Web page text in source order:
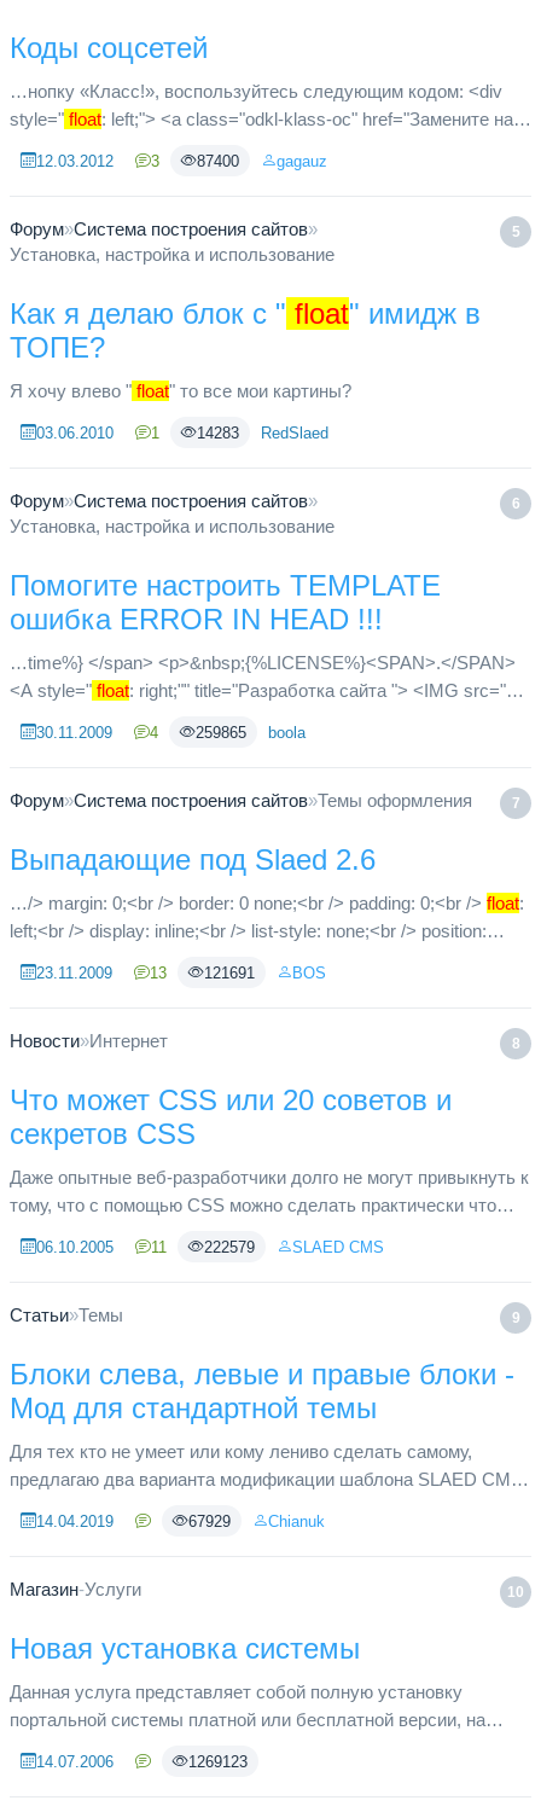
Коды соцсетей
…нопку «Класс!», воспользуйтесь следующим кодом: <div
style=" float: left;"> <a class="odkl-klass-oc" href="Замените на
onclick="ODKL.Share(this);return f...
12.03.2012 3 87400 gagauz
5
Форум»Система построения сайтов»
Установка, настройка и использование
Как я делаю блок с " float" имидж в
ТОПЕ?
Я хочу влево " float" то все мои картины?
03.06.2010 1 14283 RedSlaed
6
Форум»Система построения сайтов»
Установка, настройка и использование
Помогите настроить TEMPLATE
ошибка ERROR IN HEAD !!!
…time%} </span> <p>&nbsp;{%LICENSE%}<SPAN>.</SPAN>
<A style=" float: right;"" title="Разработка сайта "> <IMG src="g"
</...
30.11.2009 4 259865 boola
7
Форум»Система построения сайтов»Темы оформления
Выпадающие под Slaed 2.6
…/> margin: 0;<br /> border: 0 none;<br /> padding: 0;<br /> float:
left;<br /> display: inline;<br /> list-style: none;<br /> position:
23.11.2009 13 121691 BOS
8
Новости»Интернет
Что может CSS или 20 советов и
секретов CSS
Даже опытные веб-разработчики долго не могут привыкнуть к
тому, что с помощью CSS можно сделать практически что
окон. Технологи...
06.10.2005 11 222579 SLAED CMS
9
Статьи»Темы
Блоки слева, левые и правые блоки -
Мод для стандартной темы
Для тех кто не умеет или кому лениво сделать самому,
предлагаю два варианта модификации шаблона SLAED CMS
левых и правых б...
14.04.2019 67929 Chianuk
10
Магазин-Услуги
Новая установка системы
Данная услуга представляет собой полную установку
портальной системы платной или бесплатной версии, на
на сервер, устано...
14.07.2006 1269123